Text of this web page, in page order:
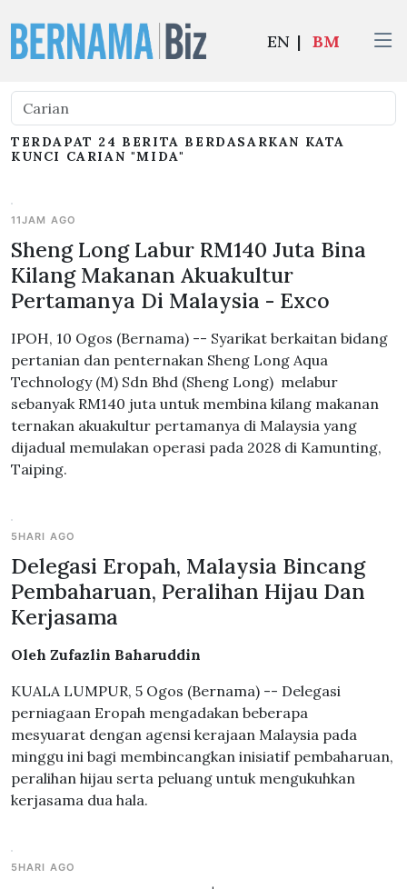
EN | BM
TERDAPAT 24 BERITA BERDASARKAN KATA
KUNCI CARIAN "MIDA"
11JAM AGO
Sheng Long Labur RM140 Juta Bina
Kilang Makanan Akuakultur
Pertamanya Di Malaysia - Exco
IPOH, 10 Ogos (Bernama) -- Syarikat berkaitan bidang
pertanian dan penternakan Sheng Long Aqua
Technology (M) Sdn Bhd (Sheng Long) melabur
sebanyak RM140 juta untuk membina kilang makanan
ternakan akuakultur pertamanya di Malaysia yang
dijadual memulakan operasi pada 2028 di Kamunting,
Taiping.
5HARI AGO
Delegasi Eropah, Malaysia Bincang
Pembaharuan, Peralihan Hijau Dan
Kerjasama
Oleh Zufazlin Baharuddin
KUALA LUMPUR, 5 Ogos (Bernama) -- Delegasi
perniagaan Eropah mengadakan beberapa
mesyuarat dengan agensi kerajaan Malaysia pada
minggu ini bagi membincangkan inisiatif pembaharuan,
peralihan hijau serta peluang untuk mengukuhkan
kerjasama dua hala.
5HARI AGO